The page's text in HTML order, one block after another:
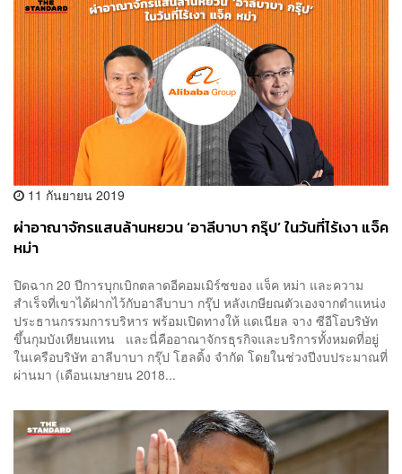
11 กันยายน 2019
ผ่าอาณาจักรแสนล้านหยวน ‘อาลีบาบา กรุ๊ป’ ในวันที่ไร้เงา แจ็ค
หม่า
ปิดฉาก 20 ปีการบุกเบิกตลาดอีคอมเมิร์ซของ แจ็ค หม่า และความ
สำเร็จที่เขาได้ฝากไว้กับอาลีบาบา กรุ๊ป หลังเกษียณตัวเองจากตำแหน่ง
ประธานกรรมการบริหาร พร้อมเปิดทางให้ แดเนียล จาง ซีอีโอบริษัท
ขึ้นกุมบังเหียนแทน และนี่คืออาณาจักรธุรกิจและบริการทั้งหมดที่อยู่
ในเครือบริษัท อาลีบาบา กรุ๊ป โฮลดิ้ง จำกัด โดยในช่วงปีงบประมาณที่
ผ่านมา (เดือนเมษายน 2018...